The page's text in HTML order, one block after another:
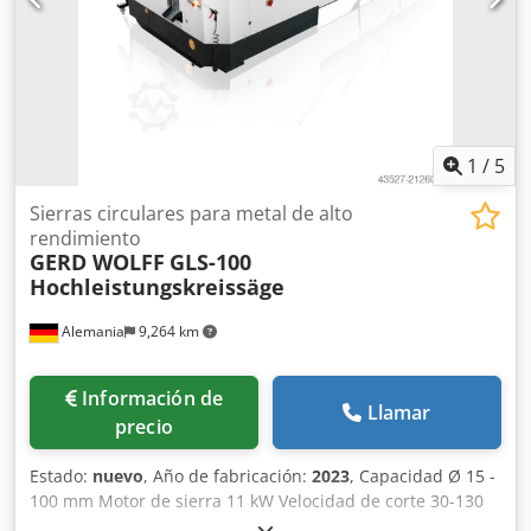
1 / 5
Alemania 9,264 km
Sierras circulares para metal de alto
rendimiento
GERD WOLFF GLS-100
Hochleistungskreissäge
Información de
precio
Llamar
Estado: nuevo, Año de fabricación: 2023, Capacidad Ø 15 -
100 mm Motor de sierra 11 kW Velocidad de corte 30-130
rpm Motor hidráulico 2,2 kW Motor de avance de la sierra